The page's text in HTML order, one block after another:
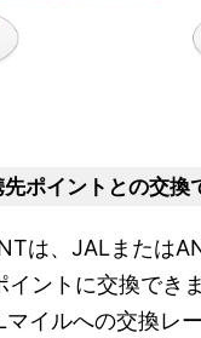
ポイントとの交換
は、JALまたは
イントに交換でき
イルへの交換レ